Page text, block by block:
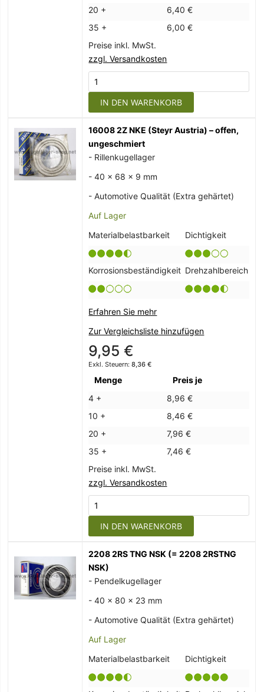
20 +
6,40 €
35 +
6,00 €
Preise inkl. MwSt.
zzgl. Versandkosten
IN DEN WARENKORB
16008 2Z NKE (Steyr Austria) – offen,
ungeschmiert
- Rillenkugellager
- 40 x 68 x 9 mm
- Automotive Qualität (Extra gehärtet)
Auf Lager
Materialbelastbarkeit
Dichtigkeit
Korrosionsbeständigkeit Drehzahlbereich
Erfahren Sie mehr
Zur Vergleichsliste hinzufügen
9,95 €
8,36 €
Menge
Preis je
4 +
8,96 €
10 +
8,46 €
20 +
7,96 €
35 +
7,46 €
Preise inkl. MwSt.
zzgl. Versandkosten
IN DEN WARENKORB
2208 2RS TNG NSK (= 2208 2RSTNG
NSK)
- Pendelkugellager
- 40 x 80 x 23 mm
- Automotive Qualität (Extra gehärtet)
Auf Lager
Materialbelastbarkeit
Dichtigkeit